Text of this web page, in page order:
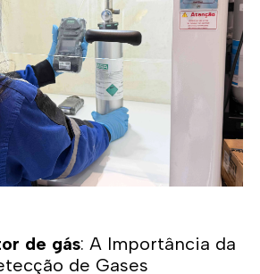
de gás: A Importância da
de Gases